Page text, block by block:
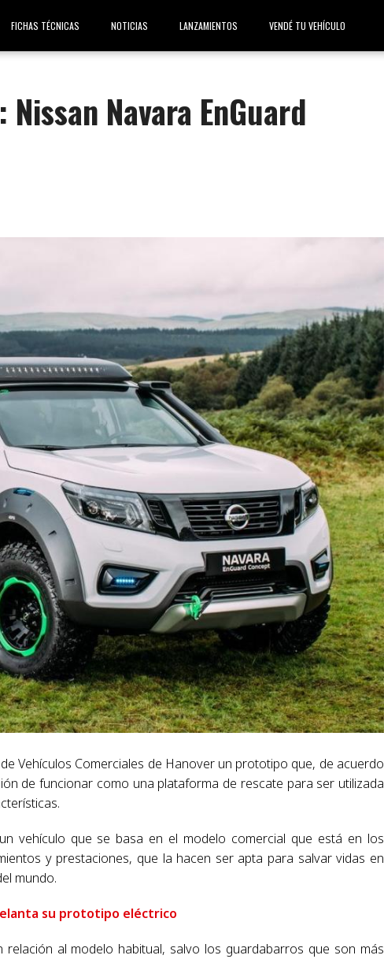
FICHAS TÉCNICAS NOTICIAS LANZAMIENTOS VENDÉ TU VEHÍCULO
Navara EnGuard
Vehículos Comerciales de Hanover un prototipo que, de acuerdo
de funcionar como una plataforma de rescate para ser utilizada
vehículo que se basa en el modelo comercial que está en los
y prestaciones, que la hacen ser apta para salvar vidas en
mundo.
su prototipo eléctrico
al modelo habitual, salvo los guardabarros que son más